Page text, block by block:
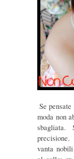
Se
moda non
sbagliata.
vanta